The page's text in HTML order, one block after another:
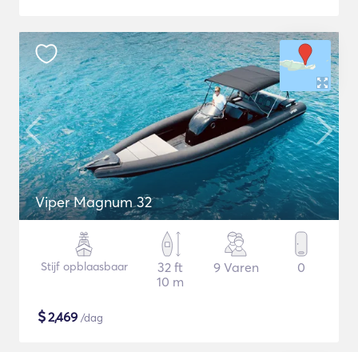
Viper Magnum 32
Stijf opblaasbaar
32 ft
10 m
9 Varen 0
$2,469 /dag